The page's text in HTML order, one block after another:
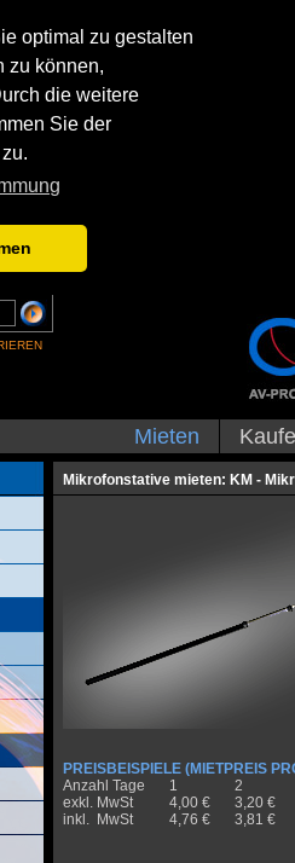
optimal zu gestalten
zu können,
die weitere
Sie der
Mieten
Mikrofonstative mieten: KM -
PREISBEISPIELE (MIETPREIS
Anzahl Tage
1
2
exkl. MwSt
4,00 €
3,20 €
inkl. MwSt
4,76 € 3,81 €